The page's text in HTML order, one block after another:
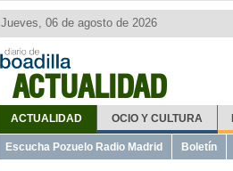
ACTUALIDAD
Jueves, 06 de agosto de 2026
ACTUALIDAD OCIO Y CULTURA
Escucha Pozuelo Radio Madrid Boletín